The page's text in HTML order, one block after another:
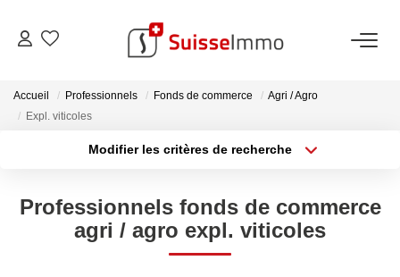
ACHETER
VENDRE
Accueil Professionnels Fonds de commerce
Agri / Agro
Expl. viticoles
Modifier les critères de recherche
Sélectionnez...
Type de bien
Surface min
Professionnels fonds de commerce
agri / agro expl. viticoles